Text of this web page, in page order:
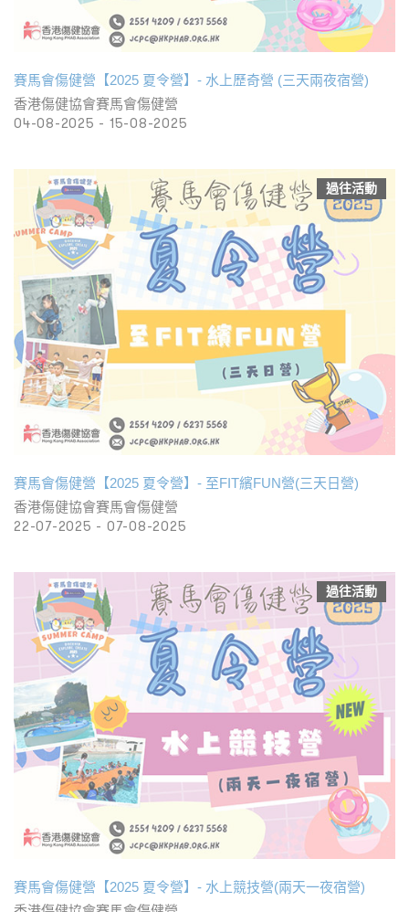
賽馬會傷健營【2025 夏令營】- 水上歷奇營 (三天兩夜宿營)
香港傷健協會賽馬會傷健營
04-08-2025 - 15-08-2025
過往活動
賽馬會傷健營【2025 夏令營】- 至FIT繽FUN營(三天日營)
香港傷健協會賽馬會傷健營
22-07-2025 - 07-08-2025
過往活動
賽馬會傷健營【2025 夏令營】- 水上競技營(兩天一夜宿營)